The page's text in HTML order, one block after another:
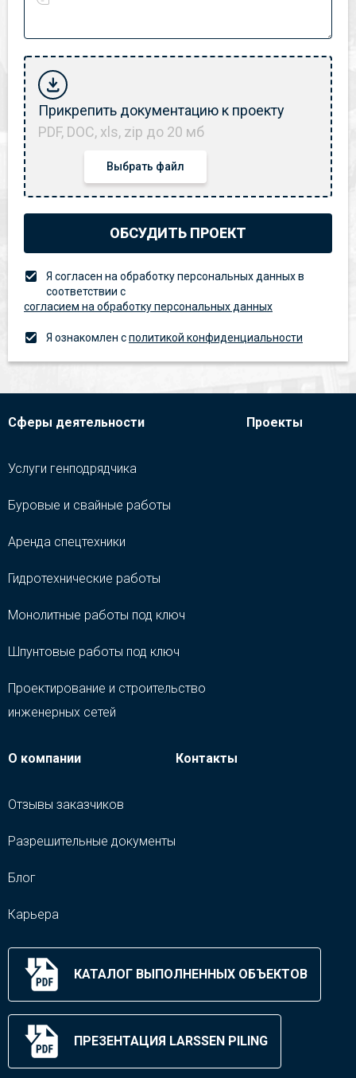
Прикрепить документацию к проекту
PDF, DOC, xls, zip до 20 мб
Выбрать файл
ОБСУДИТЬ ПРОЕКТ
Я согласен на обработку персональных данных в
соответствии с
согласием на обработку персональных данных
Я ознакомлен сполитикой конфиденциальности
Сферы деятельности
Услуги генподрядчика
Буровые и свайные работы
Аренда спецтехники
Гидротехнические работы
Монолитные работы под ключ
Шпунтовые работы под ключ
Проектирование и строительство
инженерных сетей
Проекты
О компании
Отзывы заказчиков
Разрешительные документы
Блог
Карьера
Контакты
КАТАЛОГ ВЫПОЛНЕННЫХ ОБЪЕКТОВ
ПРЕЗЕНТАЦИЯ LARSSEN PILING